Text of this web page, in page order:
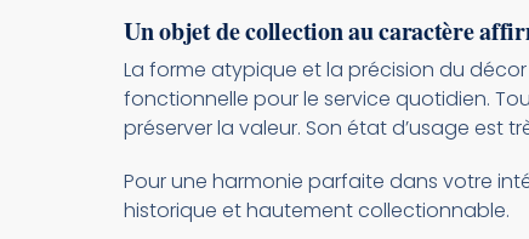
Un objet de collection au caractère
La forme atypique et la précision du
fonctionnelle pour le service quotidien.
préserver la valeur. Son état d’usage est
Pour une harmonie parfaite dans votre
historique et hautement collectionnable.